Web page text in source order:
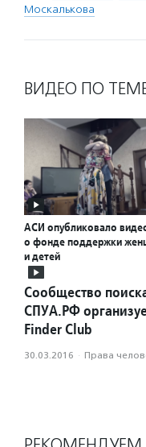
Москалькова
ВИДЕО ПО
АСИ опубликовало
о фонде поддержки
и детей
Сообщество
СПУА.РФ
Finder Сlub
30.03.2016 · Права